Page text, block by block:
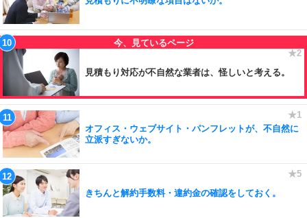
見積もり対応が不自然な業者は、怪しいと考える。
オフィス・ウェブサイト・パンフレットが、不自然に
立派すぎないか。
きちんと解約手数料・違約金の確認をしておく。